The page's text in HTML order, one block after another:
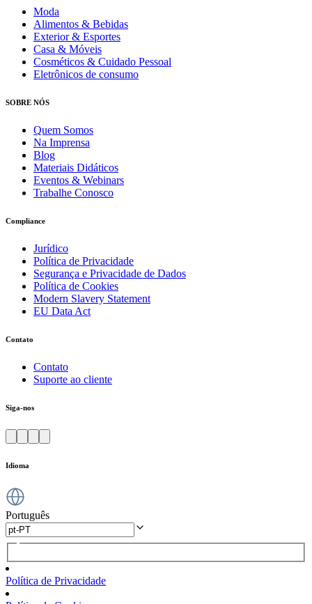
Moda
Alimentos & Bebidas
Exterior & Esportes
Casa & Móveis
Cosméticos & Cuidado Pessoal
Eletrônicos de consumo
SOBRE NÓS
Quem Somos
Na Imprensa
Blog
Materiais Didáticos
Eventos & Webinars
Trabalhe Conosco
Compliance
Jurídico
Política de Privacidade
Segurança e Privacidade de Dados
Política de Cookies
Modern Slavery Statement
EU Data Act
Contato
Contato
Suporte ao cliente
Siga-nos
Idioma
Português
Política de Privacidade